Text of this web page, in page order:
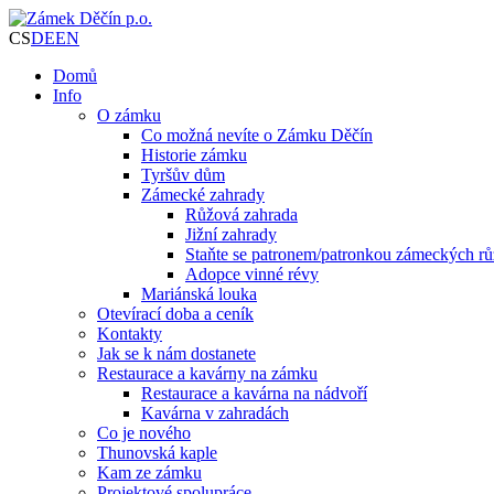
CSDEEN
Domů
Info
O zámku
Co možná nevíte o Zámku Děčín
Historie zámku
Tyršův dům
Zámecké zahrady
Růžová zahrada
Jižní zahrady
Staňte se patronem/patronkou zámeckých
Adopce vinné révy
Mariánská louka
Otevírací doba a ceník
Kontakty
Jak se k nám dostanete
Restaurace a kavárny na zámku
Restaurace a kavárna na nádvoří
Kavárna v zahradách
Co je nového
Thunovská kaple
Kam ze zámku